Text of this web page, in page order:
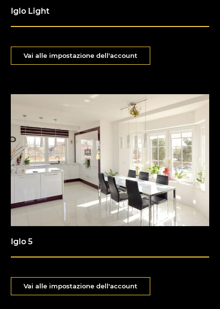
Iglo Light
Vai alle impostazione dell'account
Iglo 5
Vai alle impostazione dell'account